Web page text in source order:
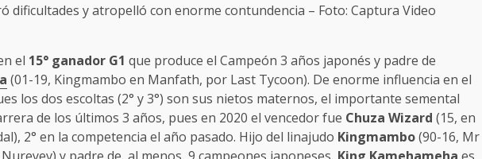
dificultades y atropelló con enorme contundencia – Foto: Captura Video
el 15° ganador G1 que produce el Campeón 3 años japonés y padre de
(01-19, Kingmambo en Manfath, por Last Tycoon). De enorme influencia en el
los dos escoltas (2° y 3°) son sus nietos maternos, el importante semental
de los últimos 3 años, pues en 2020 el vencedor fue Chuza Wizard (15, en
2° en la competencia el año pasado. Hijo del linajudo Kingmambo(90-16, Mr